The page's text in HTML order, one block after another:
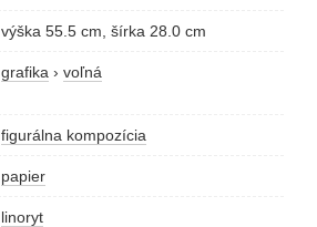
výška 55.5 cm, šírka 28.0 cm
grafika › voľná
figurálna kompozícia
papier
linoryt